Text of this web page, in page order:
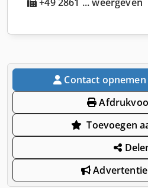
Contact
Toevoegen